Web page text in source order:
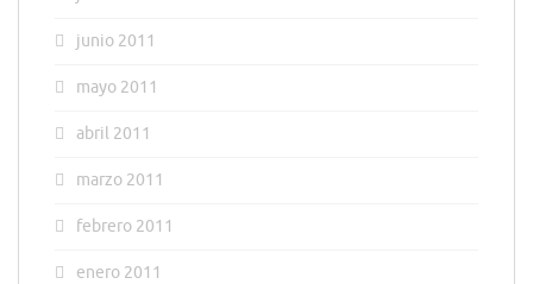
junio 2011
mayo 2011
abril 2011
marzo 2011
febrero 2011
enero 2011